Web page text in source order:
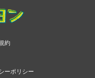
約
ーポリシー